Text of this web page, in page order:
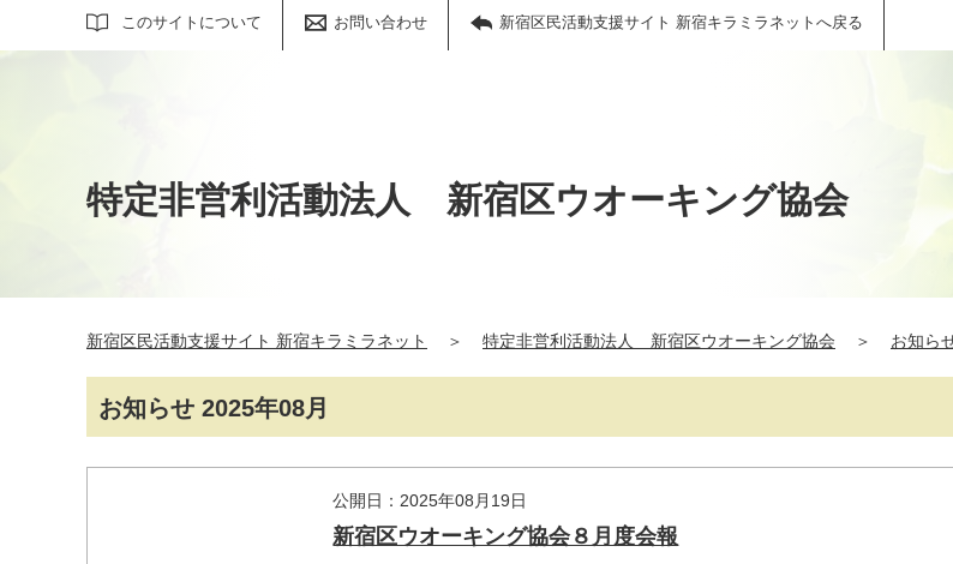
このサイトについて お問い合わせ 新宿区民活動支援サイト 新宿キラミラネットへ戻る
サイト内検索
特定非営利活動法人 新宿区ウオーキング協会
新宿区民活動支援サイト 新宿キラミラネット ＞ 特定非営利活動法人 新宿区ウオーキング協会 ＞ お知ら
お知らせ 2025年08月
公開日：2025年08月19日
新宿区ウオーキング協会８月度会報